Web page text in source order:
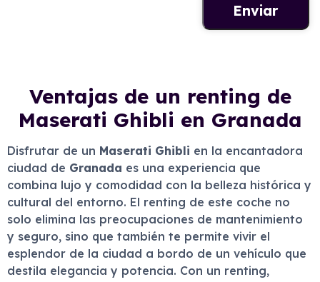
Ventajas de un renting de
Maserati Ghibli en Granada
Disfrutar de un Maserati Ghibli en la encantadora
ciudad de Granada es una experiencia que
combina lujo y comodidad con la belleza histórica y
cultural del entorno. El renting de este coche no
solo elimina las preocupaciones de mantenimiento
y seguro, sino que también te permite vivir el
esplendor de la ciudad a bordo de un vehículo que
destila elegancia y potencia. Con un renting,